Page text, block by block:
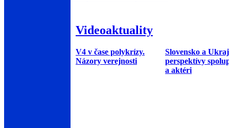
Videoaktuality
V4 v čase polykrízy.
Názory verejnosti
Slovensko a
perspektívy
a aktéri